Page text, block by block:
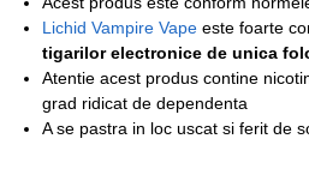
Lichid Vampire Vape este foarte
tigarilor electronice de unica
Atentie acest produs contine
grad ridicat de dependenta
A se pastra in loc uscat si ferit de